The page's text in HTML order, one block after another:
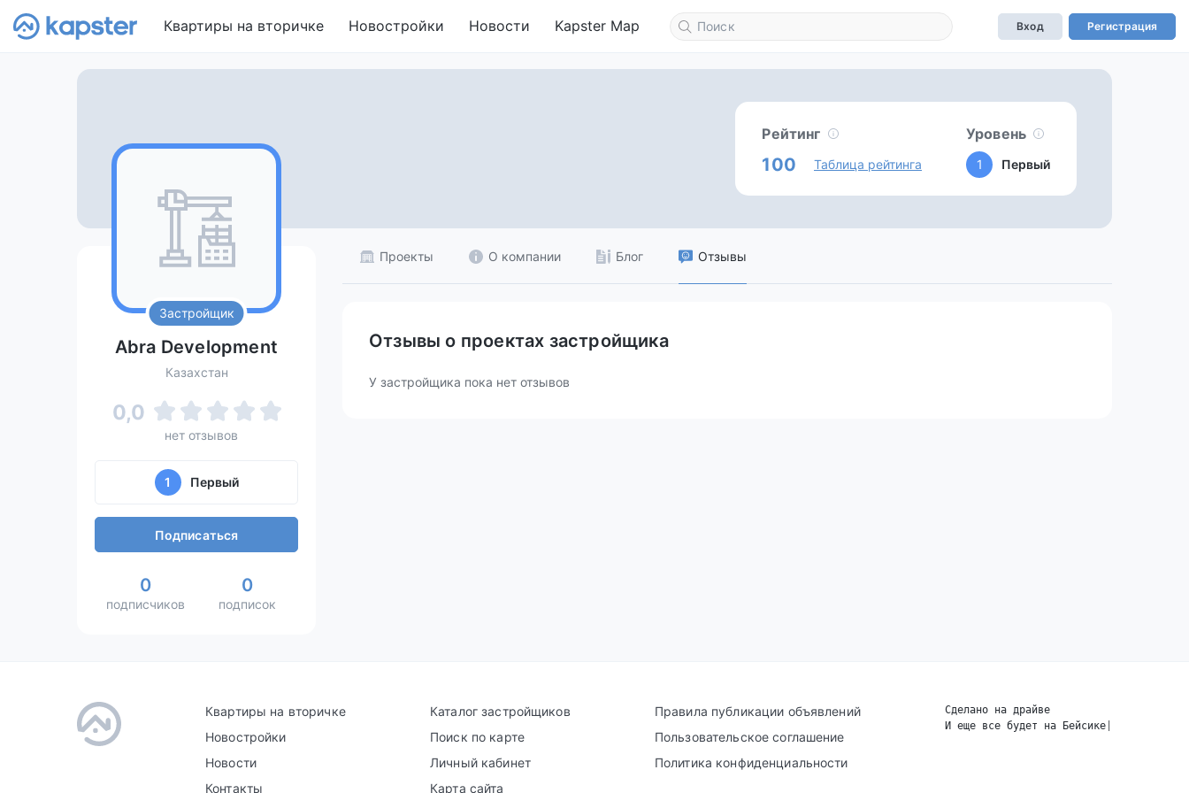
Квартиры на вторичке Новостройки Новости Kapster Map Вход Регистрация
Рейтинг
100 Таблица рейтинга
Уровень
1 Первый
Застройщик
Abra Development
Казахстан
0,0
нет отзывов
1 Первый
Подписаться
0
подписчиков
0
подписок
Проекты О компании Блог Отзывы
Отзывы о проектах застройщика
У застройщика пока нет отзывов
Квартиры на вторичке
Новостройки
Новости
Контакты
Каталог застройщиков
Поиск по карте
Личный кабинет
Карта сайта
Правила публикации объявлений
Пользовательское соглашение
Политика конфиденциальности
Сделано на драйве
И еще все будет на Бейсике